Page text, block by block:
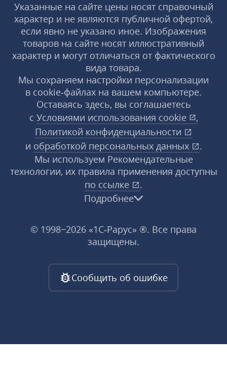
Указанные на сайте цены носят справочный
характер и не являются публичной офертой,
если явно не указано иное. Изображения
товаров на сайте носят иллюстративный
характер и могут отличаться от фактического
вида товара.
Мы сохраняем настройки персонализации
в cookie‑файлах на вашем компьютере.
Оставаясь здесь, вы соглашаетесь
с Условиями использования cookie
,
Политикой конфиденциальности
и обработкой персональных данных
.
Мы используем Рекомендательные
технологии, их правила применения доступны
по ссылке
.
Подробнее
© 1998−2026 «1С‑Рарус» ®. Все права
защищены.
Сообщить об ошибке